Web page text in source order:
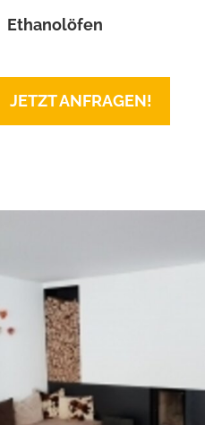
Ethanolöfen
JETZT ANFRAGEN!